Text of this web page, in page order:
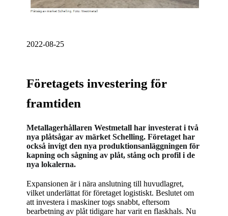
2022-08-25
Företagets investering för
framtiden
Metallagerhållaren Westmetall har investerat i två
nya plåtsågar av märket Schelling. Företaget har
också invigt den nya produktionsanläggningen för
kapning och sågning av plåt, stång och profil i de
nya lokalerna.
Expansionen är i nära anslutning till huvudlagret,
vilket underlättat för företaget logistiskt. Beslutet om
att investera i maskiner togs snabbt, eftersom
bearbetning av plåt tidigare har varit en flaskhals. Nu